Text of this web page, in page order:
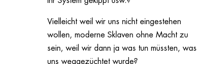
Vielleicht weil wir uns nicht eingestehen
wollen, moderne Sklaven ohne Macht zu
sein, weil wir dann ja was tun müssten, was
uns weggezüchtet wurde?